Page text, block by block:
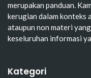
merupakan panduan.
kerugian dalam konteks
ataupun non materi
keseluruhan informasi
Kategori